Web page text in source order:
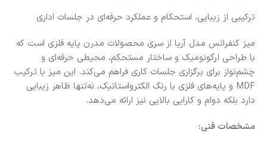
ترکیبی از زیبایی، استحکام و عملکرد حرفه‌ای در جلسات اداری
میز کنفرانس مدل آریا از سری محصولات مدرن پایه فلزی است که
با طراحی ارگونومیک و ساختار مستحکم، محیطی حرفه‌ای و
چشم‌نواز برای برگزاری جلسات کاری فراهم می‌کند. این میز با ترکیب
MDF و پایه‌های فلزی با رنگ الکترواستاتیک، نه‌تنها ظاهر زیبایی
دارد بلکه دوام و کارایی بالایی نیز ارائه می‌دهد.
مشخصات فنی: